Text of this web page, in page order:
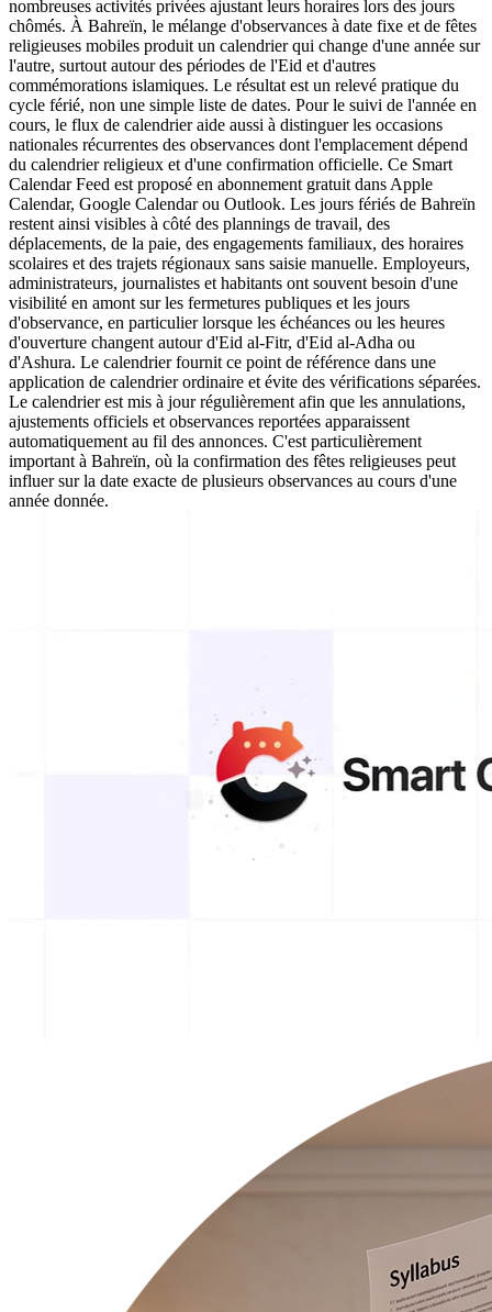
nombreuses activités privées ajustant leurs horaires lors des jours
chômés. À Bahreïn, le mélange d'observances à date fixe et de fêtes
religieuses mobiles produit un calendrier qui change d'une année sur
l'autre, surtout autour des périodes de l'Eid et d'autres
commémorations islamiques. Le résultat est un relevé pratique du
cycle férié, non une simple liste de dates. Pour le suivi de l'année en
cours, le flux de calendrier aide aussi à distinguer les occasions
nationales récurrentes des observances dont l'emplacement dépend
du calendrier religieux et d'une confirmation officielle. Ce Smart
Calendar Feed est proposé en abonnement gratuit dans Apple
Calendar, Google Calendar ou Outlook. Les jours fériés de Bahreïn
restent ainsi visibles à côté des plannings de travail, des
déplacements, de la paie, des engagements familiaux, des horaires
scolaires et des trajets régionaux sans saisie manuelle. Employeurs,
administrateurs, journalistes et habitants ont souvent besoin d'une
visibilité en amont sur les fermetures publiques et les jours
d'observance, en particulier lorsque les échéances ou les heures
d'ouverture changent autour d'Eid al-Fitr, d'Eid al-Adha ou
d'Ashura. Le calendrier fournit ce point de référence dans une
application de calendrier ordinaire et évite des vérifications séparées.
Le calendrier est mis à jour régulièrement afin que les annulations,
ajustements officiels et observances reportées apparaissent
automatiquement au fil des annonces. C'est particulièrement
important à Bahreïn, où la confirmation des fêtes religieuses peut
influer sur la date exacte de plusieurs observances au cours d'une
année donnée.